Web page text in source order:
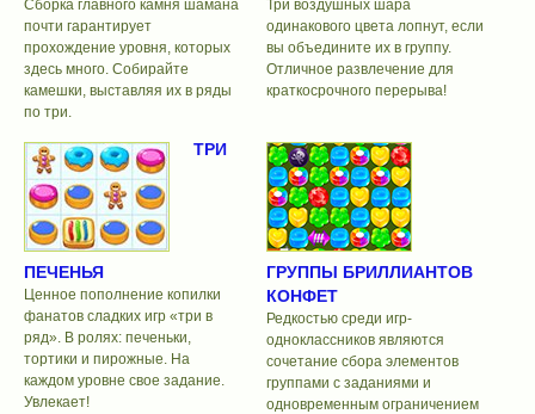
Сборка главного камня шамана
почти гарантирует
прохождение уровня, которых
здесь много. Собирайте
камешки, выставляя их в ряды
по три.
Три воздушных шара
одинакового цвета лопнут, если
вы объедините их в группу.
Отличное развлечение для
краткосрочного перерыва!
ТРИ
ПЕЧЕНЬЯ
Ценное пополнение копилки
фанатов сладких игр «три в
ряд». В ролях: печеньки,
тортики и пирожные. На
каждом уровне свое задание.
Увлекает!
ГРУППЫ БРИЛЛИАНТОВ
КОНФЕТ
Редкостью среди игр-
одноклассников являются
сочетание сбора элементов
группами с заданиями и
одновременным ограничением